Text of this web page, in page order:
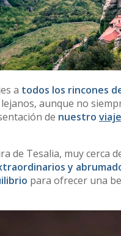
a todos los rincones
aunque no
de nuestro
de Tesalia, muy cerca
y
para ofrecer una